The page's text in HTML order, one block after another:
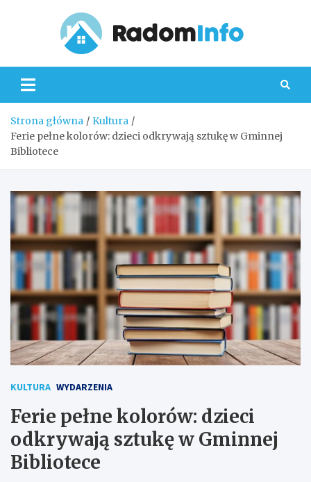
Strona główna
Kultura
Ferie pełne kolorów: dzieci odkrywają sztukę w Gminnej
Bibliotece
KULTURA WYDARZENIA
Ferie pełne kolorów: dzieci
odkrywają sztukę w Gminnej
Bibliotece